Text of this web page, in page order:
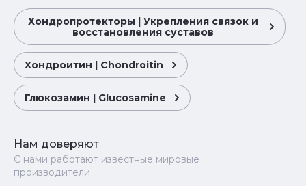
Хондропротекторы | Укрепления связок и
восстановления суставов
Хондроитин | Chondroitin
Глюкозамин | Glucosamine
Нам доверяют
С нами работают известные мировые
производители